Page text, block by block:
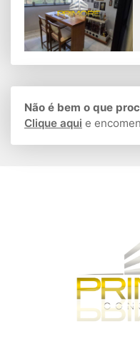
Não é bem o que
Clique aqui e